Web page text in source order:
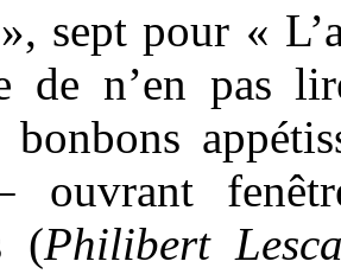
sept pour «
n’en pas
bonbons
ouvrant
(Philibert